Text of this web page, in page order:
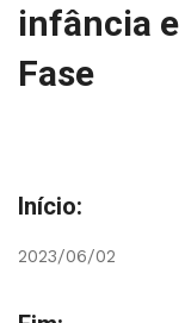
infância
Fase
Início:
2023/06/02